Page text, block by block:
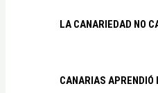
LA CANARIEDAD NO
CANARIAS APRENDIÓ